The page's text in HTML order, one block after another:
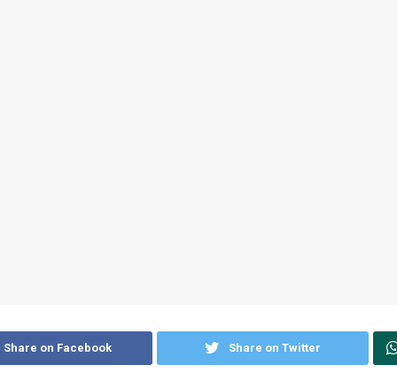
Share on Facebook Share on Twitter